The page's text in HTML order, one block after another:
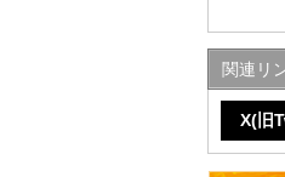
関連リ
X(旧